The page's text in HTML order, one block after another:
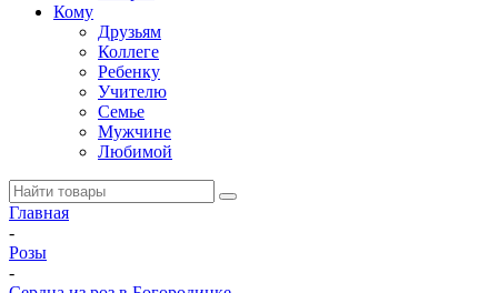
Кому
Друзьям
Коллеге
Ребенку
Учителю
Семье
Мужчине
Любимой
Главная
-
Розы
-